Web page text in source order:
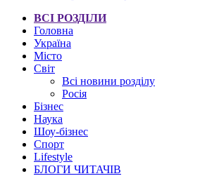
ВСІ РОЗДІЛИ
Головна
Україна
Місто
Світ
Всі новини розділу
Росія
Бізнес
Наука
Шоу-бізнес
Спорт
Lifestyle
БЛОГИ ЧИТАЧІВ